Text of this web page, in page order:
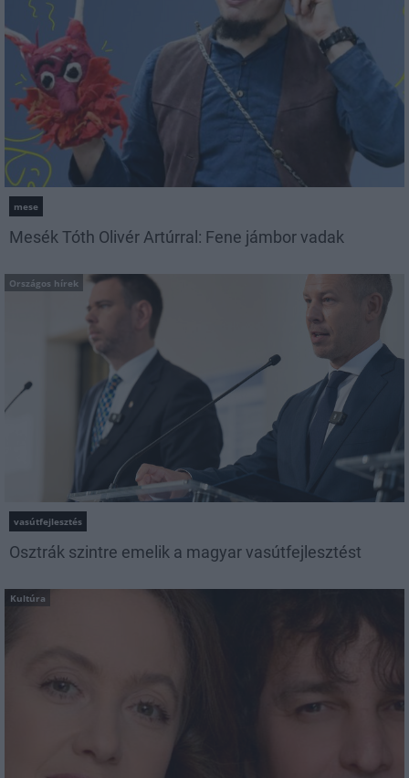
mese
Mesék Tóth Olivér Artúrral: Fene jámbor vadak
Országos hírek
vasútfejlesztés
Osztrák szintre emelik a magyar vasútfejlesztést
Kultúra